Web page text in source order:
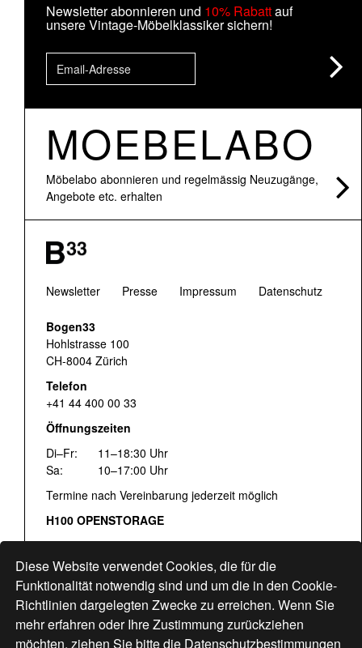
Diese Website verwendet Cookies, die für die
Funktionalität notwendig sind und um die in den Cookie-
Richtlinien dargelegten Zwecke zu erreichen. Wenn Sie
mehr erfahren oder Ihre Zustimmung zurückziehen
möchten, ziehen Sie bitte die Datenschutzbestimmungen
Newsletter abonnieren und 10% Rabattauf
unsere Vintage-Möbelklassiker sichern!
MOEBELABO
Möbelabo abonnieren und regelmässig Neuzugänge,
Angebote etc. erhalten
Newsletter Presse Impressum Datenschutz
Bogen33
Hohlstrasse 100
CH-8004 Zürich
Telefon
+41 44 400 00 33
Öffnungszeiten
Di–Fr:
11–18:30 Uhr
Sa:
10–17:00 Uhr
Termine nach Vereinbarung jederzeit möglich
H100 OPENSTORAGE
Fr:
16:00–18:30 Uhr
Sa: 12:00–17:00 Uhr
Hohlstrasse 122
www.bogen33.ch